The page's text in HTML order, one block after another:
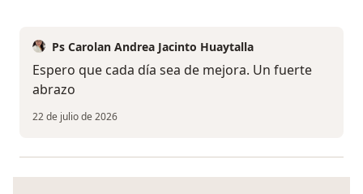
Ps Carolan Andrea Jacinto Huaytalla
Espero que cada día sea de mejora. Un fuerte
abrazo
22 de julio de 2026